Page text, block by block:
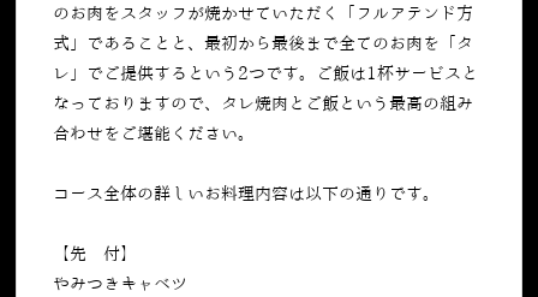
のお肉をスタッフが焼かせていただく「フルアテンド方
式」であることと、最初から最後まで全てのお肉を「タ
レ」でご提供するという2つです。ご飯は1杯サービスと
なっておりますので、タレ焼肉とご飯という最高の組み
合わせをご堪能ください。
コース全体の詳しいお料理内容は以下の通りです。
【先 付】
やみつきキャベツ